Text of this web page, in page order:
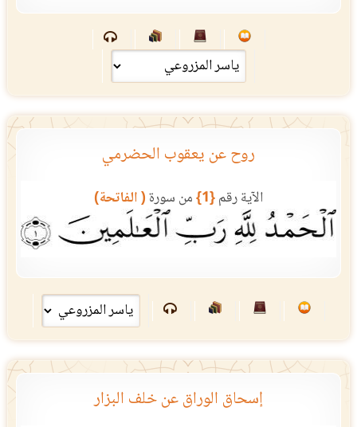
روح عن يعقوب الحضرمي
الآية رقم{1} من سورة( الفاتحة)
إسحاق الوراق عن خلف البزار